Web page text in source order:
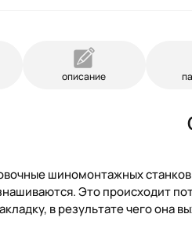
описание
шиномонтажных
Это происходит
в результате чего она